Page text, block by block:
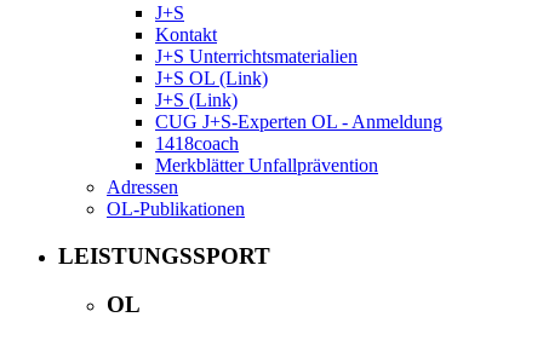
J+S
Kontakt
J+S Unterrichtsmaterialien
J+S OL (Link)
J+S (Link)
CUG J+S-Experten OL - Anmeldung
1418coach
Merkblätter Unfallprävention
Adressen
OL-Publikationen
LEISTUNGSSPORT
OL